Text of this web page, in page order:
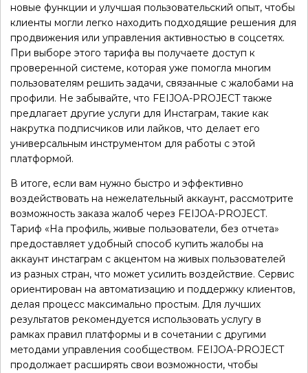
новые функции и улучшая пользовательский опыт, чтобы
клиенты могли легко находить подходящие решения для
продвижения или управления активностью в соцсетях.
При выборе этого тарифа вы получаете доступ к
проверенной системе, которая уже помогла многим
пользователям решить задачи, связанные с жалобами на
профили. Не забывайте, что FEIJOA-PROJECT также
предлагает другие услуги для Инстаграм, такие как
накрутка подписчиков или лайков, что делает его
универсальным инструментом для работы с этой
платформой.
В итоге, если вам нужно быстро и эффективно
воздействовать на нежелательный аккаунт, рассмотрите
возможность заказа жалоб через FEIJOA-PROJECT.
Тариф «На профиль, живые пользователи, без отчета»
предоставляет удобный способ купить жалобы на
аккаунт инстаграм с акцентом на живых пользователей
из разных стран, что может усилить воздействие. Сервис
ориентирован на автоматизацию и поддержку клиентов,
делая процесс максимально простым. Для лучших
результатов рекомендуется использовать услугу в
рамках правил платформы и в сочетании с другими
методами управления сообществом. FEIJOA-PROJECT
продолжает расширять свои возможности, чтобы